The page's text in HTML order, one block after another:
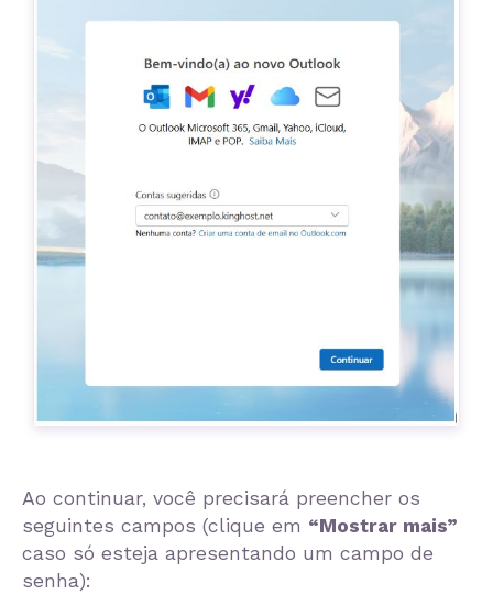
Ao continuar, você precisará preencher os
seguintes campos (clique em “Mostrar mais”
caso só esteja apresentando um campo de
senha):